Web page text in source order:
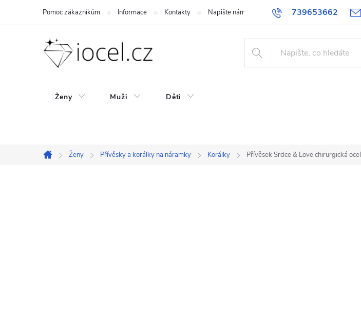
739653662
Pomoc zákazníkům Informace Kontakty Napište nám Blog Obchodní podmínky
Ženy Muži Děti
Domů
Ženy Přívěsky a korálky na náramky Korálky Přívěsek Srdce & Love chirurgická ocel